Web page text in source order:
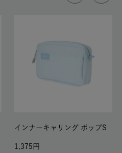
インナーキャリング ポップS
1,375